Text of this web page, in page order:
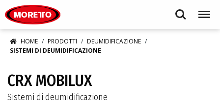
Search Menu
HOME PRODOTTI
DEUMIDIFICAZIONE
SISTEMI DI DEUMIDIFICAZIONE
CRX MOBILUX
Sistemi di deumidificazione